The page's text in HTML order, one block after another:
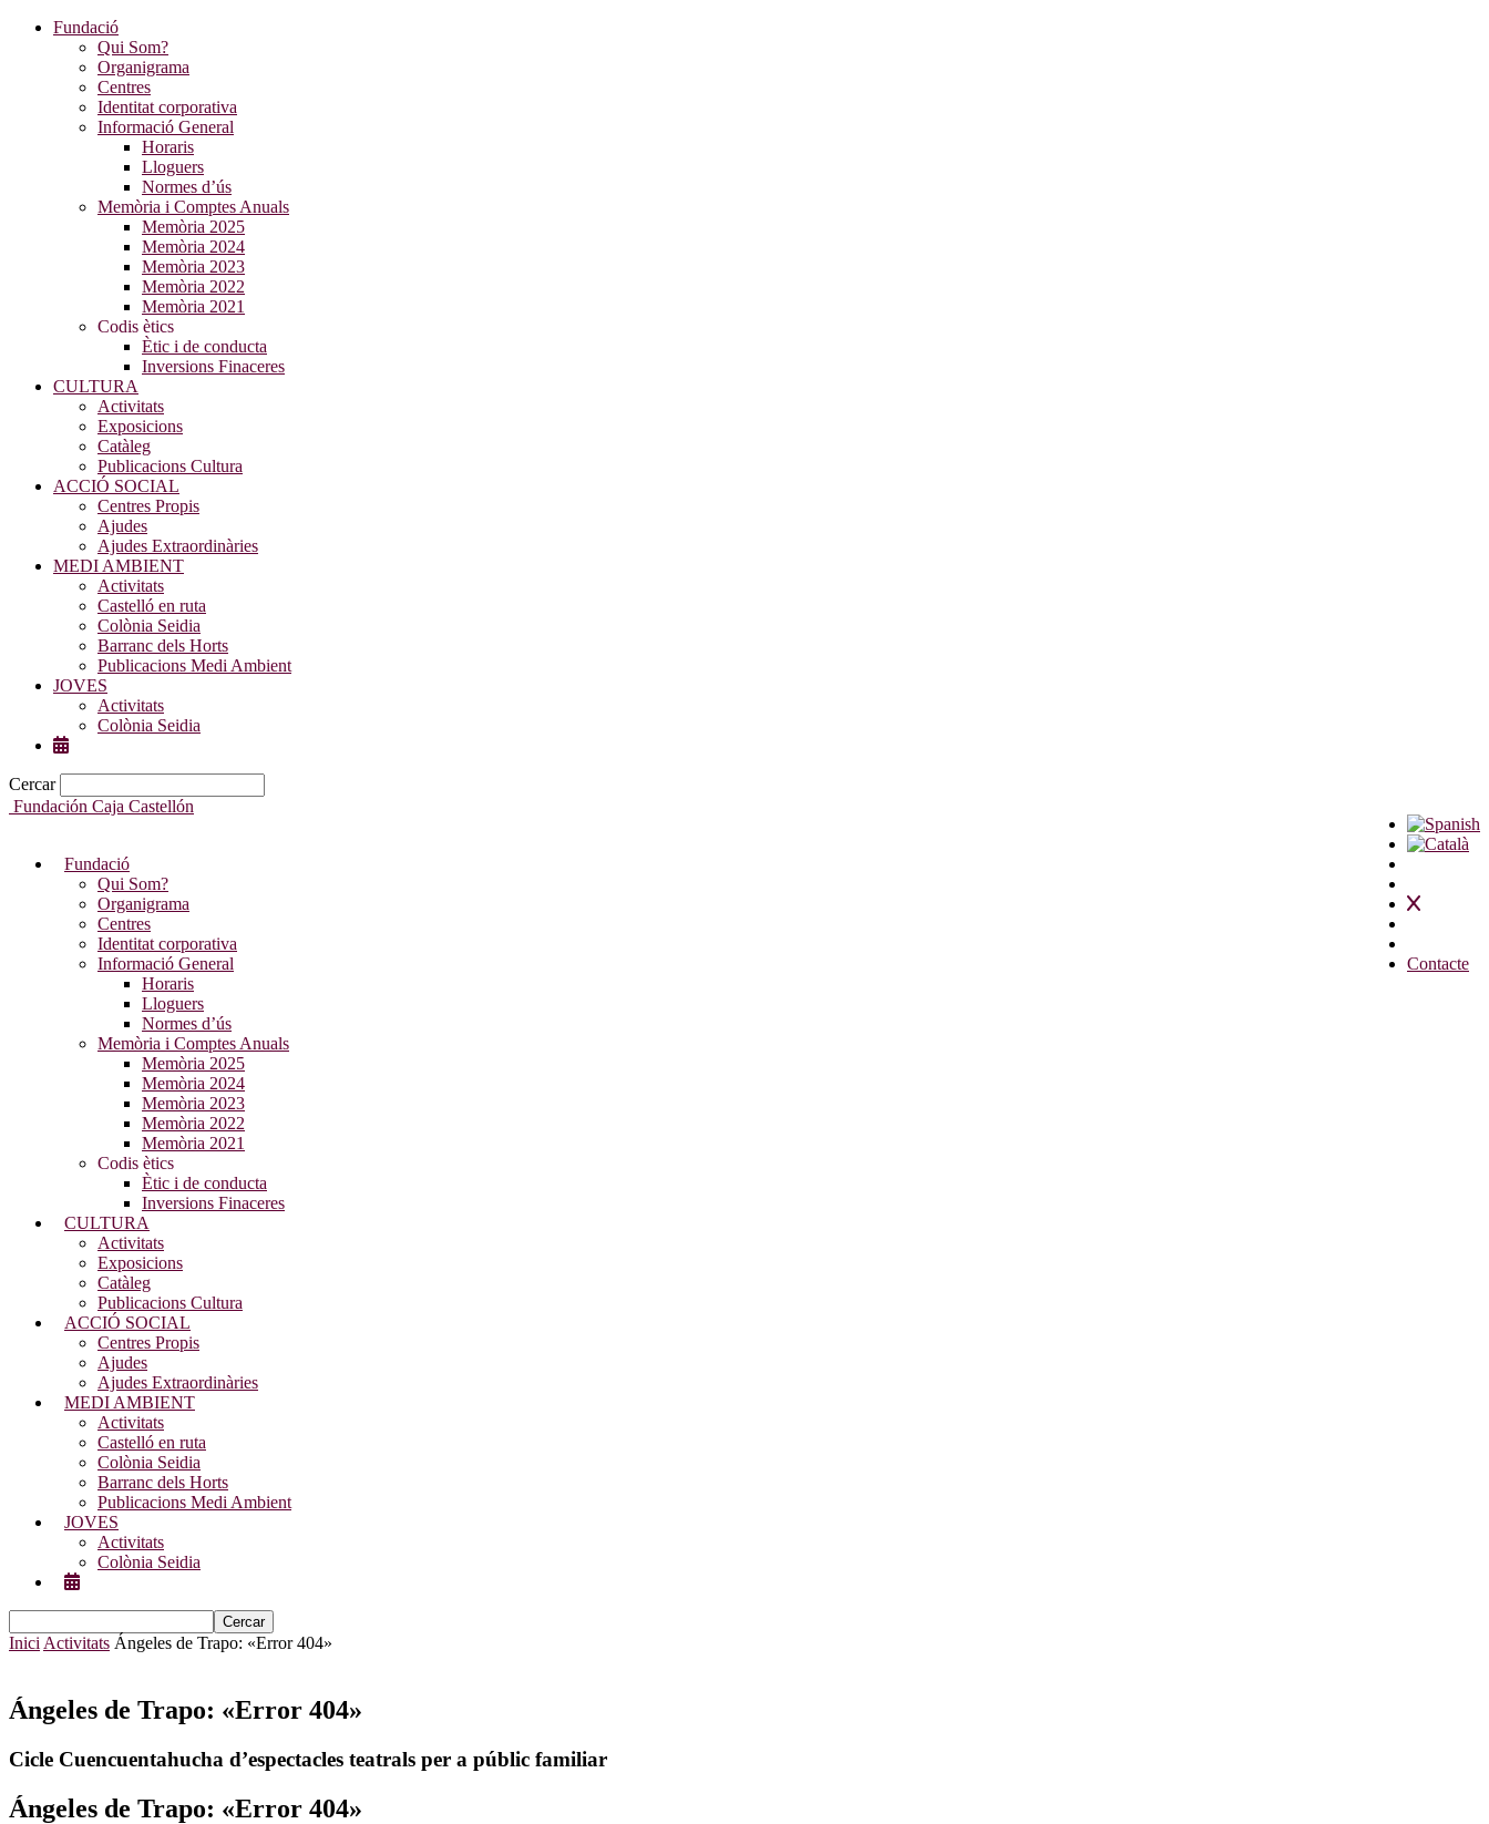
Fundació
Qui Som?
Organigrama
Centres
Identitat corporativa
Informació General
Horaris
Lloguers
Normes d’ús
Memòria i Comptes Anuals
Memòria 2025
Memòria 2024
Memòria 2023
Memòria 2022
Memòria 2021
Codis ètics
Ètic i de conducta
Inversions Finaceres
CULTURA
Activitats
Exposicions
Catàleg
Publicacions Cultura
ACCIÓ SOCIAL
Centres Propis
Ajudes
Ajudes Extraordinàries
MEDI AMBIENT
Activitats
Castelló en ruta
Colònia Seidia
Barranc dels Horts
Publicacions Medi Ambient
JOVES
Activitats
Colònia Seidia
Cercar
Contacte
Fundación Caja Castellón
Fundació
Qui Som?
Organigrama
Centres
Identitat corporativa
Informació General
Horaris
Lloguers
Normes d’ús
Memòria i Comptes Anuals
Memòria 2025
Memòria 2024
Memòria 2023
Memòria 2022
Memòria 2021
Codis ètics
Ètic i de conducta
Inversions Finaceres
CULTURA
Activitats
Exposicions
Catàleg
Publicacions Cultura
ACCIÓ SOCIAL
Centres Propis
Ajudes
Ajudes Extraordinàries
MEDI AMBIENT
Activitats
Castelló en ruta
Colònia Seidia
Barranc dels Horts
Publicacions Medi Ambient
JOVES
Activitats
Colònia Seidia
Inici Activitats Ángeles de Trapo: «Error 404»
Ángeles de Trapo: «Error 404»
Cicle Cuencuentahucha d’espectacles teatrals per a públic familiar
Ángeles de Trapo: «Error 404»